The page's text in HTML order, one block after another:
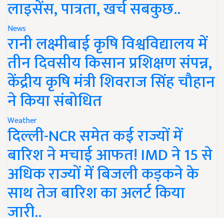
लाइसेंस, पात्रता, खर्च सबकुछ..
News
रानी लक्ष्मीबाई कृषि विश्वविद्यालय में
तीन दिवसीय किसान प्रशिक्षण संपन्न,
केंद्रीय कृषि मंत्री शिवराज सिंह चौहान
ने किया संबोधित
Weather
दिल्ली-NCR समेत कई राज्यों में
बारिश ने मचाई आफत! IMD ने 15 से
अधिक राज्यों में बिजली कड़कने के
साथ तेज बारिश का अलर्ट किया
जारी..